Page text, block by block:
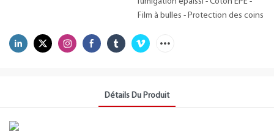
Film à bulles - Protection des coins
Détails Du Produit